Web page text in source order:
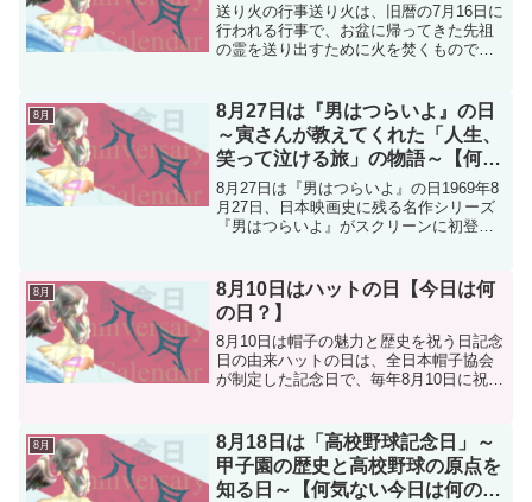
送り火の行事送り火は、旧暦の7月16日に
行われる行事で、お盆に帰ってきた先祖
の霊を送り出すために火を焚くもので
た。送り火の意義迎え火と送り火は対の
行事で、8月13日の...
8月
8月27日は『男はつらいよ』の日
～寅さんが教えてくれた「人生、
笑って泣ける旅」の物語～【何気
ない今日は何の日？
8月27日は『男はつらいよ』の日1969年8
月27日、日本映画史に残る名作シリーズ
『男はつらいよ』がスクリーンに初登場
も“寅さんファン”にとっても忘れられない
日になり...
8月
8月10日はハットの日【今日は何
の日？】
8月10日は帽子の魅力と歴史を祝う日記念
日の由来ハットの日は、全日本帽子協会
が制定した記念日で、毎年8月10日に祝わ
す。帽子の種類と呼び方英語では、つば
が全体にある帽子...
8月
8月18日は「高校野球記念日」～
甲子園の歴史と高校野球の原点を
知る日～【何気ない今日は何の